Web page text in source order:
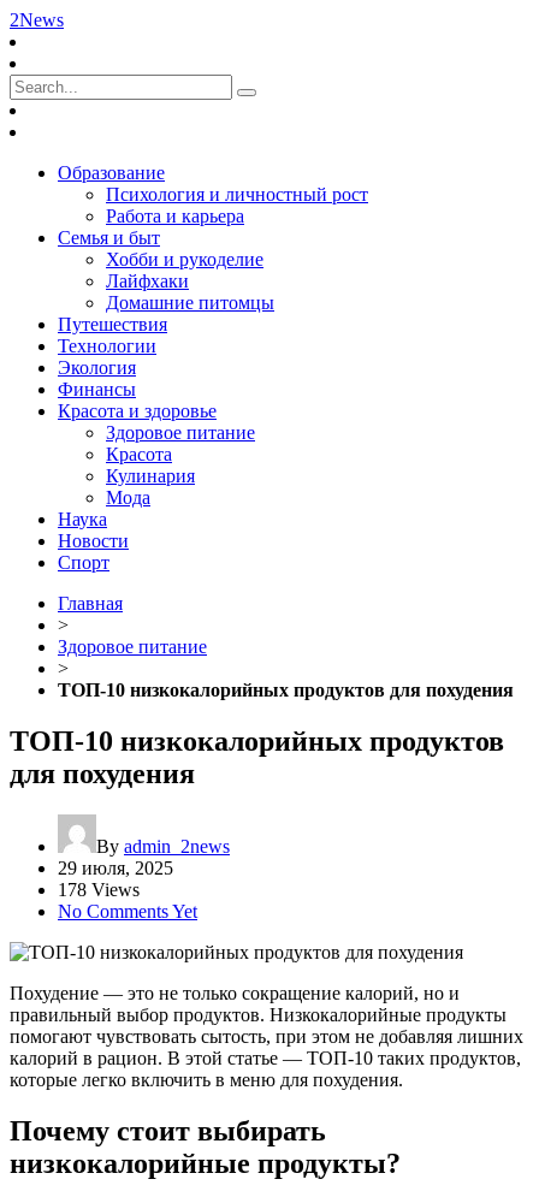
2News
Образование
Психология и личностный рост
Работа и карьера
Семья и быт
Хобби и рукоделие
Лайфхаки
Домашние питомцы
Путешествия
Технологии
Экология
Финансы
Красота и здоровье
Здоровое питание
Красота
Кулинария
Мода
Наука
Новости
Спорт
Главная
>
Здоровое питание
>
ТОП-10 низкокалорийных продуктов для похудения
ТОП-10 низкокалорийных продуктов
для похудения
By admin_2news
29 июля, 2025
178 Views
No Comments Yet
Похудение — это не только сокращение калорий, но и
правильный выбор продуктов. Низкокалорийные продукты
помогают чувствовать сытость, при этом не добавляя лишних
калорий в рацион. В этой статье — ТОП-10 таких продуктов,
которые легко включить в меню для похудения.
Почему стоит выбирать
низкокалорийные продукты?